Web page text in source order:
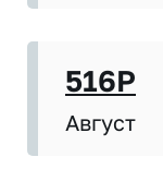
516P
Август